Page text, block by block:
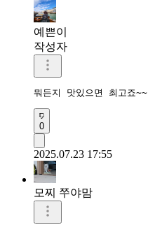
예쁜이
작성자
뭐든지 맛있으면 최고죠~~
0
2025.07.23 17:55
모찌 쭈야맘